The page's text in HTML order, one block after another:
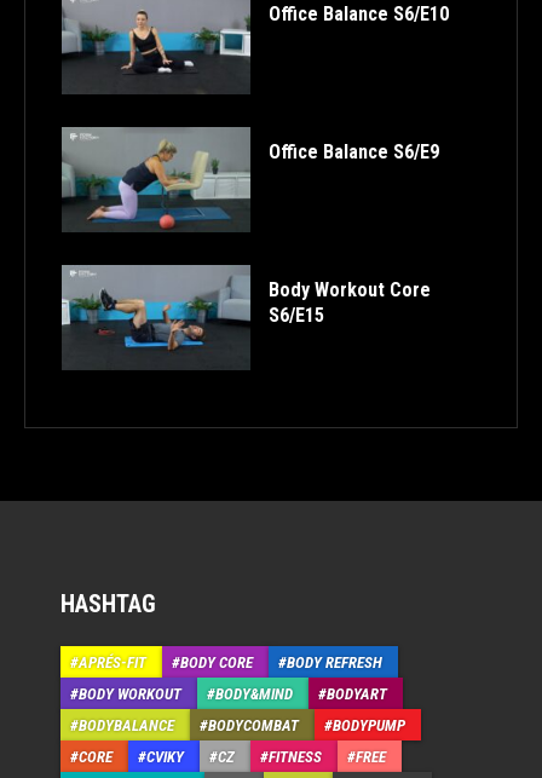
Office Balance S6/E10
Office Balance S6/E9
Body Workout Core
S6/E15
HASHTAG
APRÉS-FIT BODY CORE
BODY REFRESH
BODY WORKOUT
BODY&MIND
BODYART
BODYBALANCE
BODYCOMBAT
BODYPUMP
CORE
CVIKY CZ FITNESS
FREE